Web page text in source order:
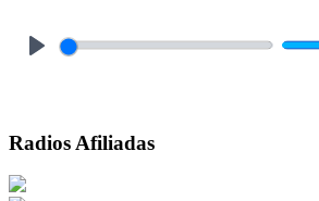
Radios Afiliadas